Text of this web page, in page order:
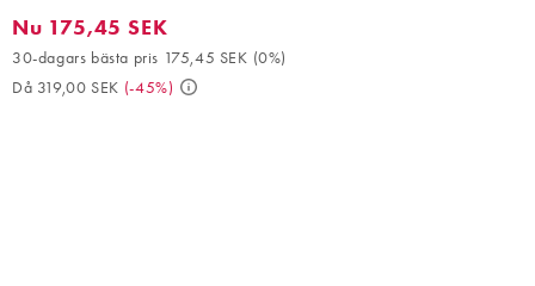
Nu 175,45 SEK. 30-dagars bästa pris 175,45 SEK (0%). Då
Nu 175,45 SEK
30-dagars bästa pris 175,45 SEK (0%)
Då 319,00 SEK (-45%)